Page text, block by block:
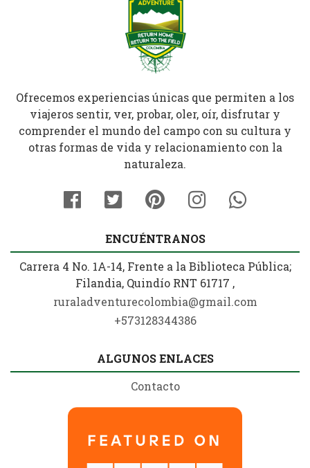
Ofrecemos experiencias únicas que permiten a los
viajeros sentir, ver, probar, oler, oír, disfrutar y
comprender el mundo del campo con su cultura y
otras formas de vida y relacionamiento con la
naturaleza.
ENCUÉNTRANOS
Carrera 4 No. 1A-14, Frente a la Biblioteca Pública;
Filandia, Quindío RNT 61717 ,
ruraladventurecolombia@gmail.com
+573128344386
ALGUNOS ENLACES
Contacto